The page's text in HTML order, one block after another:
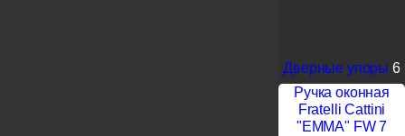
Дверные упоры 6
Ручка оконная
Fratelli Cattini
"EMMA" FW 7